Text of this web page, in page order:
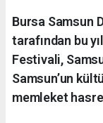
Bursa Samsun
tarafından bu
Festivali,
Samsun’un
memleket